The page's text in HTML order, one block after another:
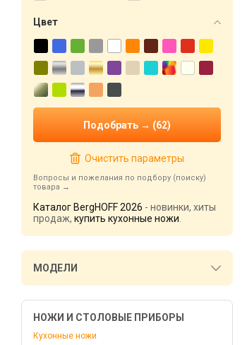
Цвет
Очистить параметры
Вопросы и пожелания по подбору (поиску)
товара
Каталог BergHOFF 2026 - новинки, хиты
продаж, купить кухонные ножи
МОДЕЛИ
НОЖИ И СТОЛОВЫЕ ПРИБОРЫ
Кухонные ножи